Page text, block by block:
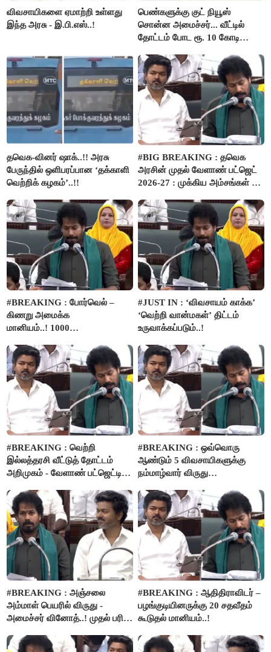
விவசாயிகளை ஏமாற்றி உள்ளது
இந்த அரசு - இ.பி.எஸ்..!
பெண்களுக்கு குட் நியூஸ்
சொன்ன அமைச்சர்... வீட்டில்
தோட்டம் போட ரூ. 10 கோடி
தவெக-வினர் ஷாக்..!! அரசு
பேருந்தில் ஒளிபரப்பான ‘தக்காளி
வெற்றிக் கழகம்’..!!
#BIG BREAKING : தவெக
அரசின் முதல் வேளாண் பட்ஜெட்
2026-27 : முக்கிய அம்சங்கள் ஓர்
#BREAKING : போர்வெல் –
கிணறு அமைக்க
மானியம்..! 1000
பம்புசெட் வழங்கப்படும்..!
#JUST IN : ‘விவசாயம் காக்க’
‘வெற்றி வான்மகள்’ திட்டம்
உருவாக்கப்படும்..!
#BREAKING : வெற்றி
இல்லத்தரசி வீட்டுத் தோட்டம்
அறிமுகம் - வேளாண் பட்ஜெட்டில்
#BREAKING : ஒவ்வொரு
ஆண்டும் 5 விவசாயிகளுக்கு
நம்மாழ்வார் விருது
#BREAKING : அஞ்சலை
அம்மாள் பெயரில் விருது -
அமைச்சர் வினோத்..! முதல் பரிசு
#BREAKING : ஆதிதிராவிடர் –
பழங்குடியினருக்கு 20 சதவீதம்
கூடுதல் மானியம்..!